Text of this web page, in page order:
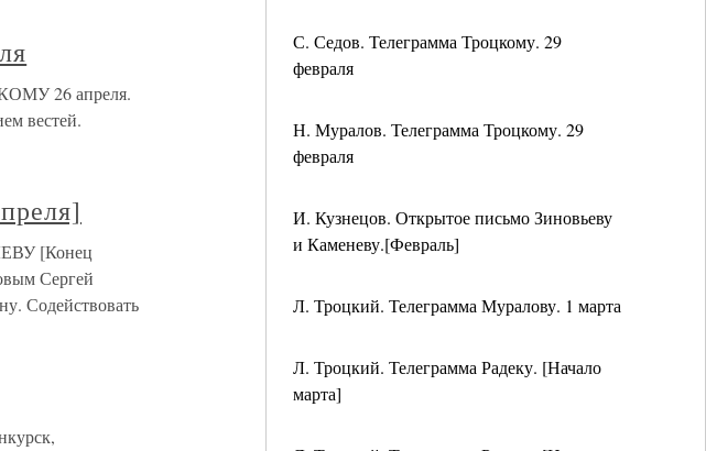
С. Седов. Телеграмма Троцкому. 29
февраля
Н. Муралов. Телеграмма Троцкому. 29
февраля
И. Кузнецов. Открытое письмо Зиновьеву
и Каменеву.[Февраль]
Л. Троцкий. Телеграмма Муралову. 1 марта
Л. Троцкий. Телеграмма Радеку. [Начало
марта]
26 апреля.
вестей.
[Конец
Сергей
Содействовать